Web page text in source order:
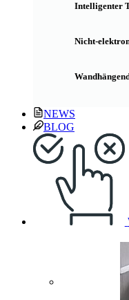
Intelligenter
Nicht-
NEWS
BLOG